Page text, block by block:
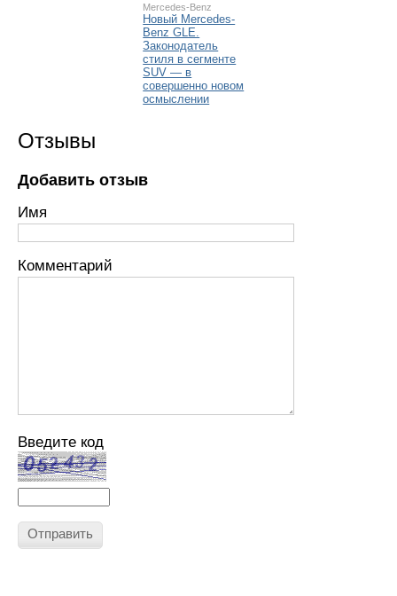
Mercedes-Benz
Новый Mercedes-
Benz GLE.
Законодатель
стиля в сегменте
SUV — в
совершенно новом
осмыслении
Отзывы
Добавить отзыв
Имя
Комментарий
Введите код
Отправить